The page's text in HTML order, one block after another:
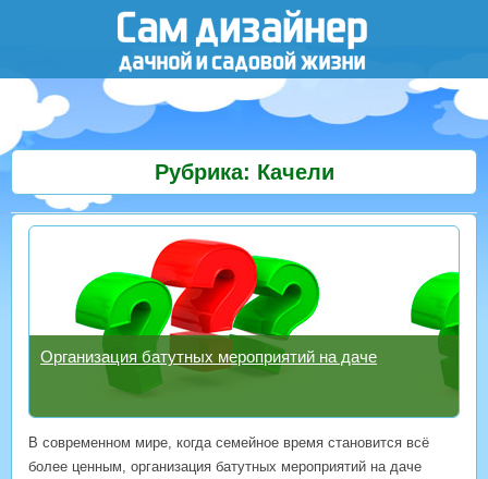
Рубрика: Качели
Организация батутных мероприятий на даче
В современном мире, когда семейное время становится всё
более ценным, организация батутных мероприятий на даче